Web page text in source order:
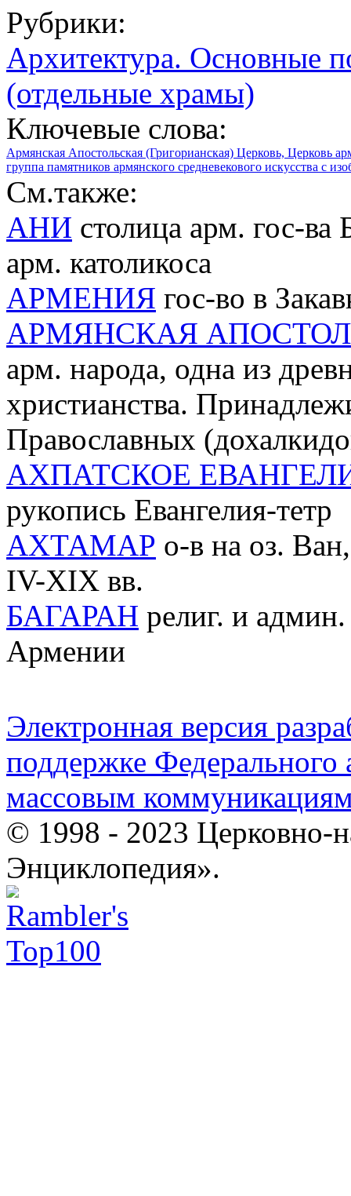
Рубрики:
Архитектура. Основные
(отдельные храмы)
Ключевые слова:
Армянская Апостольская (Григорианская) Церковь, Церковь
группа памятников армянского средневекового искусства с
См.также:
АНИ столица арм. гос-
арм. католикоса
АРМЕНИЯ гос-во в
АРМЯНСКАЯ
арм. народа, одна из
христианства.
Православных
АХПАТСКОЕ
рукопись Евангелия-тетр
АХТАМАР о-в на оз.
IV-XIX вв.
БАГАРАН религ. и
Армении
Электронная версия
поддержке Федерального
массовым
© 1998 - 2023 Церковно-
Энциклопедия».